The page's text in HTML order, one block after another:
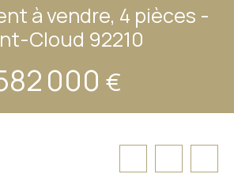
à vendre, 4 pièces -
Cloud 92210
000 €